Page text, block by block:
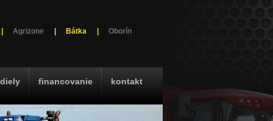
Agrizone Bátka Oborín
financovanie kontakt